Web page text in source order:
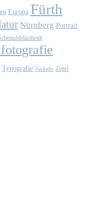
Europa Fürth
Nürnberg Portrait
Typografie Verkehr Zettel